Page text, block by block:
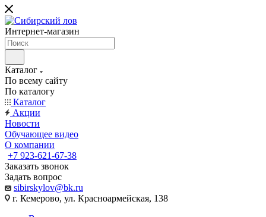
Интернет-магазин
Каталог
По всему сайту
По каталогу
Каталог
Акции
Новости
Обучающее видео
О компании
+7 923-621-67-38
Заказать звонок
Задать вопрос
sibirskylov@bk.ru
г. Кемерово, ул. Красноармейская, 138